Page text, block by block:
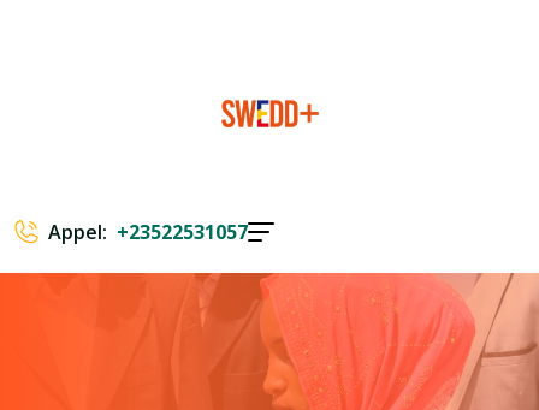
Appel: +23522531057